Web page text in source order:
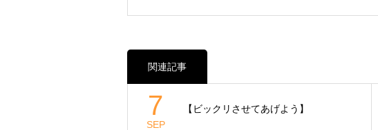
関連記事
7
SEP
【ビックリさせてあげよう】